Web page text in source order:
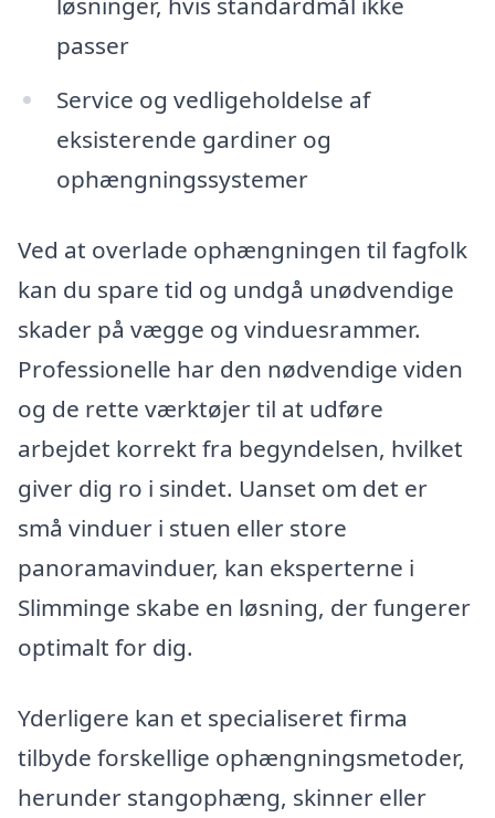
passer
Service og vedligeholdelse af
eksisterende gardiner og
ophængningssystemer
Ved at overlade ophængningen til fagfolk
kan du spare tid og undgå unødvendige
skader på vægge og vinduesrammer.
Professionelle har den nødvendige viden
og de rette værktøjer til at udføre
arbejdet korrekt fra begyndelsen, hvilket
giver dig ro i sindet. Uanset om det er
små vinduer i stuen eller store
panoramavinduer, kan eksperterne i
Slimminge skabe en løsning, der fungerer
optimalt for dig.
Yderligere kan et specialiseret firma
tilbyde forskellige ophængningsmetoder,
herunder stangophæng, skinner eller